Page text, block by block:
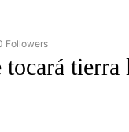
"CNN-SPANISH" TO
Followers
tocará